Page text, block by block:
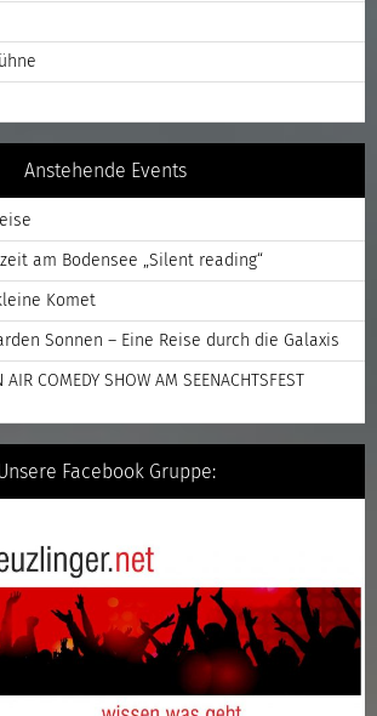
Anstehende Events
am Bodensee „Silent reading“
Komet
Sonnen – Eine Reise durch die Galaxis
COMEDY SHOW AM SEENACHTSFEST
Facebook Gruppe: